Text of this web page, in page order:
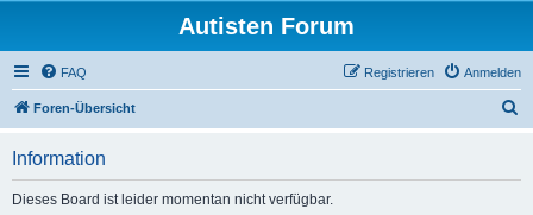
Autisten Forum
FAQ Anmelden
Registrieren
Foren-Übersicht
Information
Dieses Board ist leider momentan nicht verfügbar.